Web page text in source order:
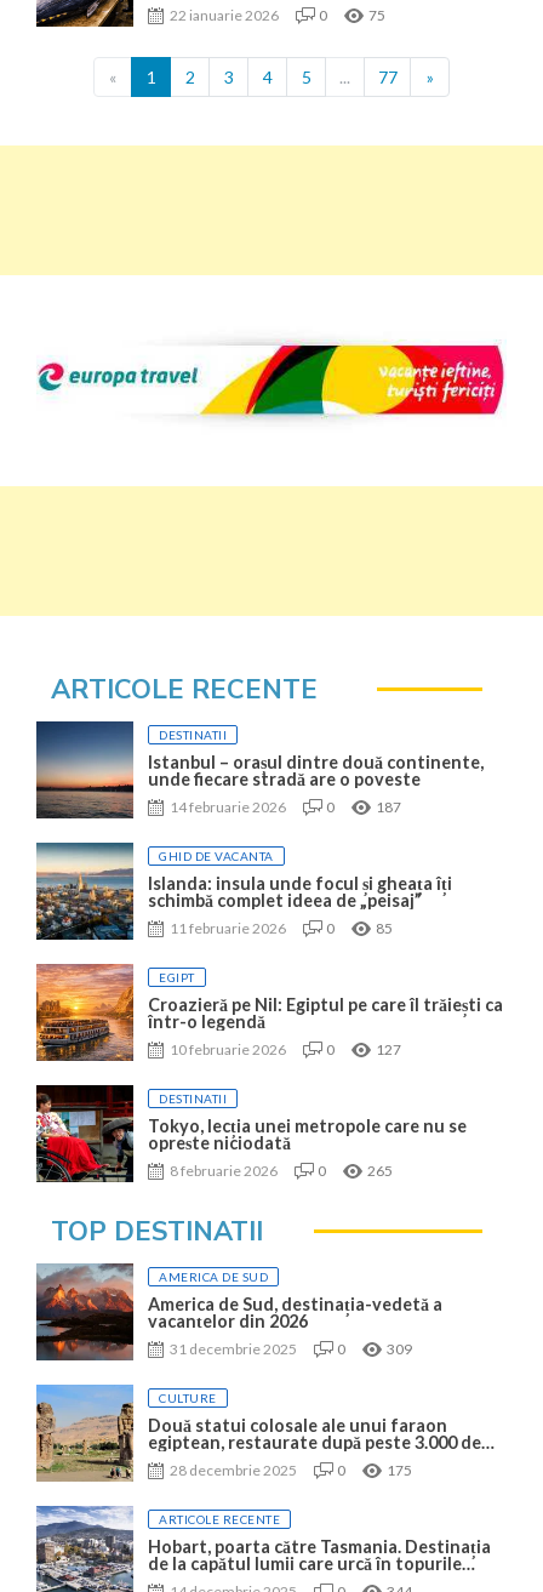
22 ianuarie 2026 0 75
« 1 2 3 4 5 ... 77 »
ARTICOLE RECENTE
DESTINATII
Istanbul – orașul dintre două continente,
unde fiecare stradă are o poveste
14 februarie 2026 0 187
GHID DE VACANTA
Islanda: insula unde focul și gheața îți
schimbă complet ideea de „peisaj”
11 februarie 2026 0 85
EGIPT
Croazieră pe Nil: Egiptul pe care îl trăiești ca
într-o legendă
10 februarie 2026 0 127
DESTINATII
Tokyo, lecția unei metropole care nu se
oprește niciodată
8 februarie 2026 0 265
TOP DESTINATII
AMERICA DE SUD
America de Sud, destinația-vedetă a
vacanțelor din 2026
31 decembrie 2025 0 309
CULTURE
Două statui colosale ale unui faraon
egiptean, restaurate după peste 3.000 de
ani
28 decembrie 2025 0 175
ARTICOLE RECENTE
Hobart, poarta către Tasmania. Destinația
de la capătul lumii care urcă în topurile
mondiale